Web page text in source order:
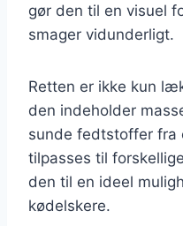
gør den til en visuel
smager vidunderligt.
Retten er ikke kun
den indeholder
sunde fedtstoffer fra
tilpasses til
den til en ideel
kødelskere.